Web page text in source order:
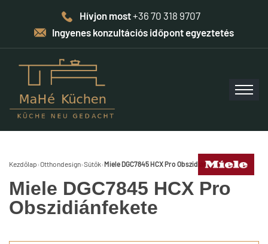
Hívjon most+36 70 318 9707
Ingyenes konzultációs időpont egyeztetés
Kezdőlap›Otthondesign›Sütők›Miele DGC7845 HCX Pro Obszidiánfekete
Miele DGC7845 HCX Pro
Obszidiánfekete